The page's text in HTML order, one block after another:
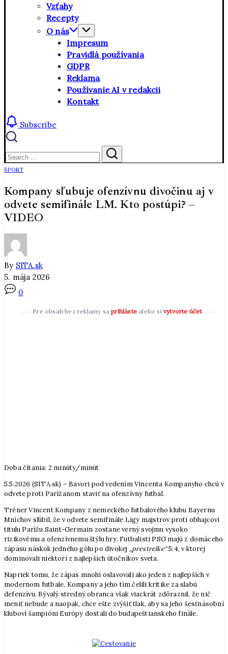
Vzťahy
Recepty
O nás
Impresum
Pravidlá používania
GDPR
Reklama
Používanie AI v redakcii
Kontakt
Subscribe
Close
Search
Search
ŠPORT
Kompany sľubuje ofenzívnu divočinu aj v
odvete semifinále LM. Kto postúpi? –
VIDEO
By SITA.sk
5. mája 2026
0
Pre obsah bez reklamy saprihláste alebo si vytvorte účet.
Doba čítania: 2 minúty/minút
5.5.2026 (SITA.sk) – Bavori pod vedením Vincenta Kompanyho chcú v
odvete proti Parížanom staviť na ofenzívny futbal.
Tréner Vincent Kompany z nemeckého futbalového klubu Bayernu
Mníchov sľúbil, že v odvete semifinále Ligy majstrov proti obhajcovi
titulu Parížu Saint-Germain zostane verný svojmu vysoko
rizikovému a ofenzívnemu štýlu hry. Futbalisti PSG majú z domáceho
zápasu náskok jedného gólu po divokej „prestrelke“5:4, v ktorej
dominovali niektorí z najlepších útočníkov sveta.
Napriek tomu, že zápas mnohí oslavovali ako jeden z najlepších v
modernom futbale, Kompany a jeho tím čelili kritike za slabú
defenzívu. Bývalý stredný obranca však viackrát zdôraznil, že nič
meniť nebude a naopak, chce ešte zvýšiť tlak, aby sa jeho šesťnásobní
kluboví šampióni Európy dostali do budapeštianskeho finále.